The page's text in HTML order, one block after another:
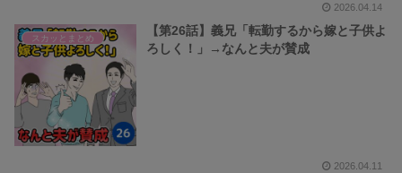
2026.04.14
スカッとまとめ
【第26話】義兄「転勤するから嫁と子供よ
ろしく！」→なんと夫が賛成
2026.04.11